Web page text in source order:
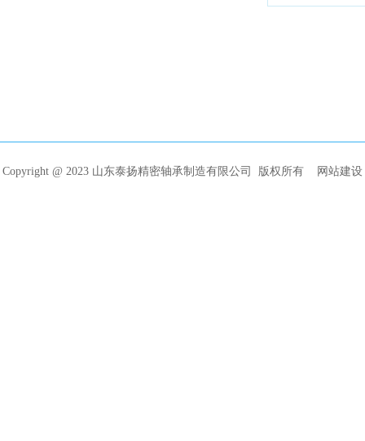
Copyright @ 2023 山东泰扬精密轴承制造有限公司 版权所有 网站建设